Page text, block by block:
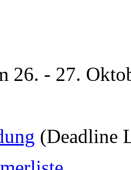
26. - 27.
(Deadline